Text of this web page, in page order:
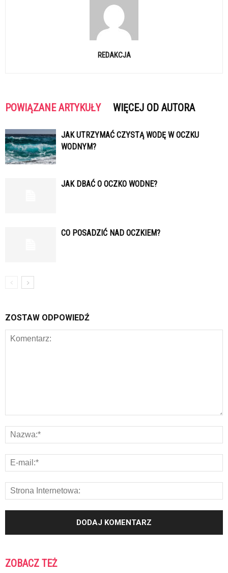
REDAKCJA
POWIĄZANE ARTYKUŁY WIĘCEJ OD AUTORA
JAK UTRZYMAĆ CZYSTĄ WODĘ W OCZKU
WODNYM?
JAK DBAĆ O OCZKO WODNE?
CO POSADZIĆ NAD OCZKIEM?
ZOSTAW ODPOWIEDŹ
ZOBACZ TEŻ